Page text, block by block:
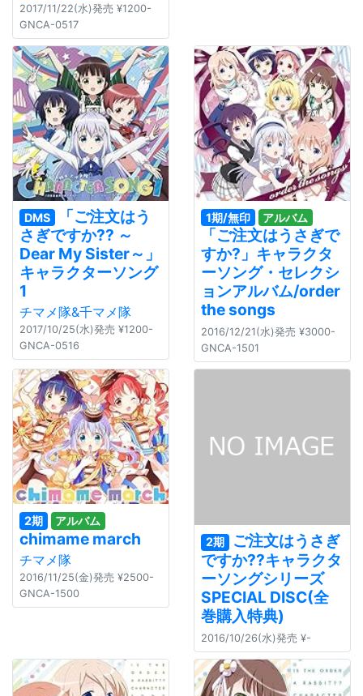
2017/11/22(水)発売 ¥1200-
GNCA-0517
DMS 「ご注文はう
さぎですか?? ～
Dear My Sister～」
キャラクターソング
1
チマメ隊&千マメ隊
2017/10/25(水)発売 ¥1200-
GNCA-0516
1期/無印 アルバム
「ご注文はうさぎで
すか?」キャラクタ
ーソング・セレクシ
ョンアルバム/order
the songs
2016/12/21(水)発売 ¥3000-
GNCA-1501
2期 アルバム
chimame march
チマメ隊
2016/11/25(金)発売 ¥2500-
GNCA-1500
2期 ご注文はうさぎ
ですか??キャラクタ
ーソングシリーズ
SPECIAL DISC(全
巻購入特典)
2016/10/26(水)発売 ¥-